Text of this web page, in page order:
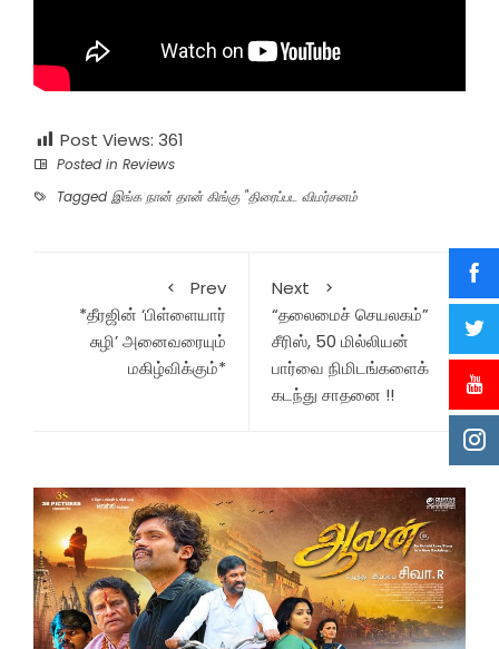
Post Views: 361
Posted in Reviews
Tagged இங்க நான் தான் கிங்கு "திரைப்பட விமர்சனம்
Prev
*தீரஜின் ‘பிள்ளையார்
சுழி’ அனைவரையும்
மகிழ்விக்கும்*
Next
“தலைமைச் செயலகம்”
சீரிஸ், 50 மில்லியன்
பார்வை நிமிடங்களைக்
கடந்து சாதனை !!